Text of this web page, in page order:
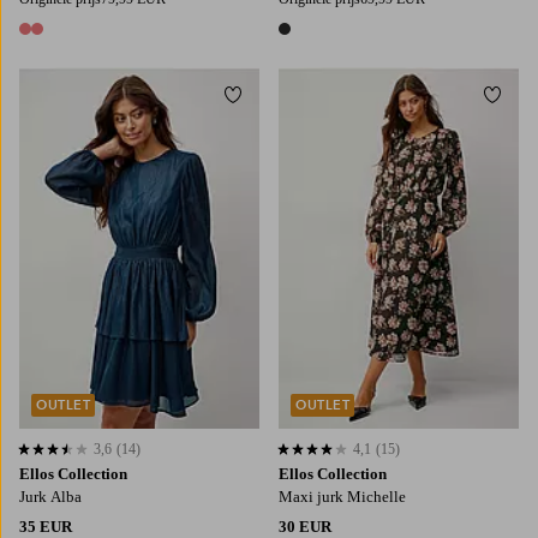
2 kleuren 1 kleur
Ellos Collection
Jurk Alba
35 EUR
3,6 op basis van 14 beoordelingen
3,6 (14)
OUTLET
Toevoegen aan favorieten
Ellos Collection
Maxi jurk Michelle
30 EUR
4,1 op basis van 15 beoordelingen
4,1 (15)
OUTLET